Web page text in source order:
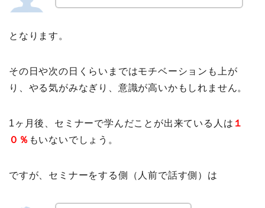
となります。
その日や次の日くらいまではモチベーションも上が
り、やる気がみなぎり、意識が高いかもしれません。
1ヶ月後、セミナーで学んだことが出来ている人は １
０％ もいないでしょう。
ですが、セミナーをする側（人前で話す側）は